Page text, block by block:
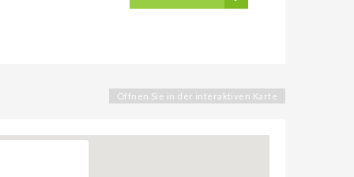
Öffnen Sie in der interaktiven Karte